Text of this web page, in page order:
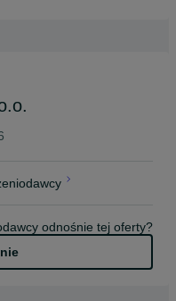
odnośnie tej oferty?